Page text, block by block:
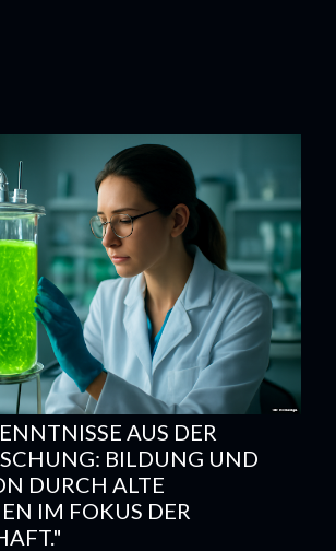
AUS DER
BILDUNG UND
DURCH ALTE
IM FOKUS DER